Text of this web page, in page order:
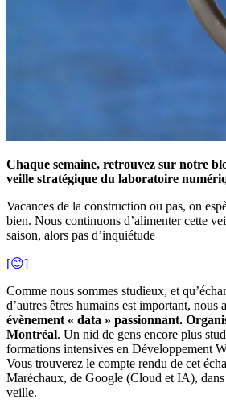
Chaque semaine, retrouvez sur notre
veille stratégique du laboratoire
Vacances de la construction ou pas, on
bien. Nous continuons d’alimenter cette
saison, alors pas d’inquiétude
[😊]
Comme nous sommes studieux, et
d’autres êtres humains est important, nous
évènement « data » passionnant.
Montréal. Un nid de gens encore plus
formations intensives en Développement
Vous trouverez le compte rendu de cet
Maréchaux, de Google (Cloud et IA),
veille.